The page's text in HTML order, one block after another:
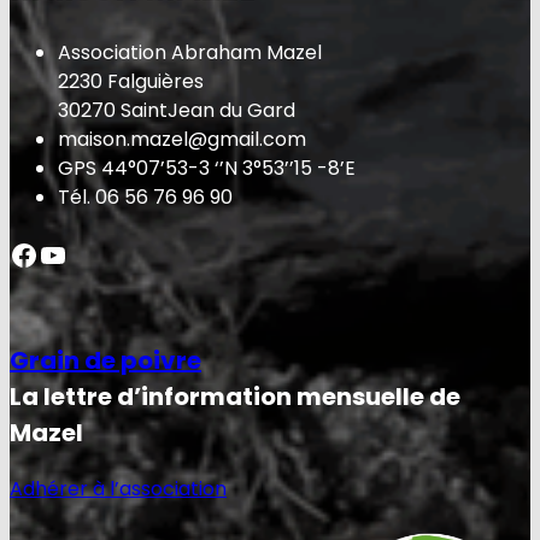
Association Abraham Mazel
2230 Falguières
30270 SaintJean du Gard
maison.mazel@gmail.com
GPS 44°07’53-3 ‘’N 3°53’’15 -8’E
Tél. 06 56 76 96 90
Facebook YouTube
Grain de poivre
La lettre d’information mensuelle de
Mazel
Adhérer à l’association